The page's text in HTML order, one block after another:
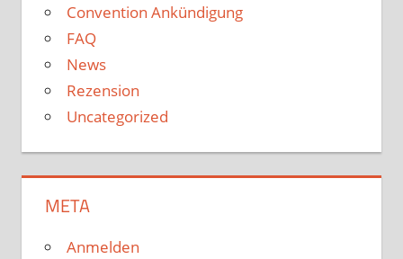
Convention Ankündigung
FAQ
News
Rezension
Uncategorized
META
Anmelden